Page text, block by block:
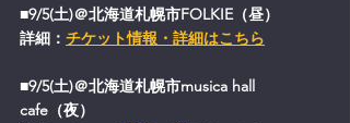
■9/5(土)＠北海道札幌市FOLKIE（昼）
詳細： チケット情報・詳細はこちら
■9/5(土)＠北海道札幌市musica hall
cafe（夜）